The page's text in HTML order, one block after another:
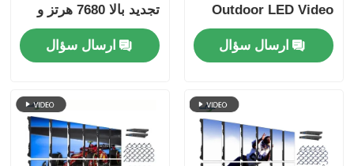
Outdoor LED Video
Wall ضد برخورد کابینت
5000cd ارسال سؤال
تجدید بالا 7680 هرتز و
پشتیبانی دوگانه قدرت و
سیگنال برای رویدادهای
صحنه
ارسال سؤال